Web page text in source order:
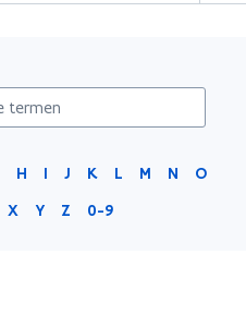
H I J K L M N
O
X Y Z 0-9